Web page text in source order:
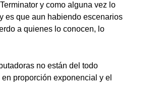
y como alguna vez lo
es que aun habiendo escenarios
a quienes lo conocen, lo
no están del todo
proporción exponencial y el